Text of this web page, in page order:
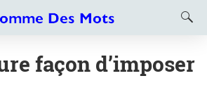
façon d’imposer